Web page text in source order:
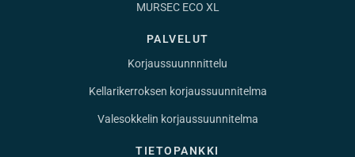
MURSEC ECO XL
PALVELUT
Korjaussuunnnittelu
Kellarikerroksen korjaussuunnitelma
Valesokkelin korjaussuunnitelma
TIETOPANKKI